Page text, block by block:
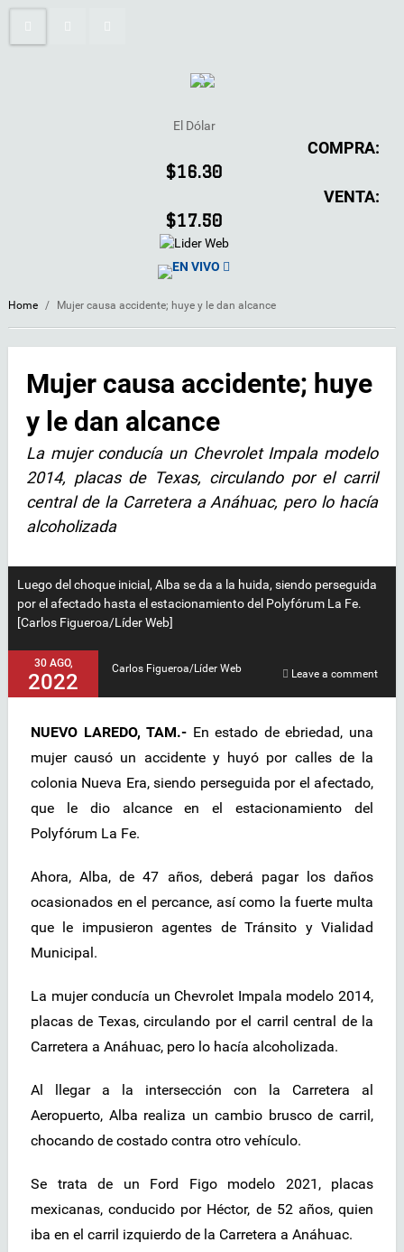
El Dólar
COMPRA:
$16.30
VENTA:
$17.50
EN VIVO
Home / Mujer causa accidente; huye y le dan alcance
Mujer causa accidente; huye
y le dan alcance
La mujer conducía un Chevrolet Impala modelo
2014, placas de Texas, circulando por el carril
central de la Carretera a Anáhuac, pero lo hacía
alcoholizada
Luego del choque inicial, Alba se da a la huida, siendo perseguida
por el afectado hasta el estacionamiento del Polyfórum La Fe.
[Carlos Figueroa/Líder Web]
30 AGO,
2022
Carlos Figueroa/Líder Web Leave a comment
NUEVO LAREDO, TAM.- En estado de ebriedad, una
mujer causó un accidente y huyó por calles de la
colonia Nueva Era, siendo perseguida por el afectado,
que le dio alcance en el estacionamiento del
Polyfórum La Fe.
Ahora, Alba, de 47 años, deberá pagar los daños
ocasionados en el percance, así como la fuerte multa
que le impusieron agentes de Tránsito y Vialidad
Municipal.
La mujer conducía un Chevrolet Impala modelo 2014,
placas de Texas, circulando por el carril central de la
Carretera a Anáhuac, pero lo hacía alcoholizada.
Al llegar a la intersección con la Carretera al
Aeropuerto, Alba realiza un cambio brusco de carril,
chocando de costado contra otro vehículo.
Se trata de un Ford Figo modelo 2021, placas
mexicanas, conducido por Héctor, de 52 años, quien
iba en el carril izquierdo de la Carretera a Anáhuac.